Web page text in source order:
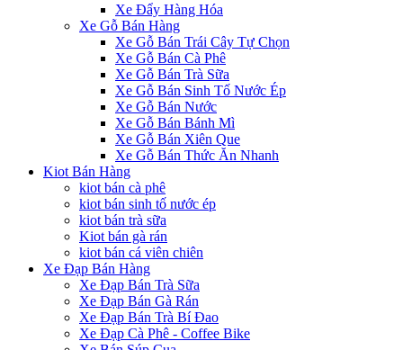
Xe Đẩy Hàng Hóa
Xe Gỗ Bán Hàng
Xe Gỗ Bán Trái Cây Tự Chọn
Xe Gỗ Bán Cà Phê
Xe Gỗ Bán Trà Sữa
Xe Gỗ Bán Sinh Tố Nước Ép
Xe Gỗ Bán Nước
Xe Gỗ Bán Bánh Mì
Xe Gỗ Bán Xiên Que
Xe Gỗ Bán Thức Ăn Nhanh
Kiot Bán Hàng
kiot bán cà phê
kiot bán sinh tố nước ép
kiot bán trà sữa
Kiot bán gà rán
kiot bán cá viên chiên
Xe Đạp Bán Hàng
Xe Đạp Bán Trà Sữa
Xe Đạp Bán Gà Rán
Xe Đạp Bán Trà Bí Đao
Xe Đạp Cà Phê - Coffee Bike